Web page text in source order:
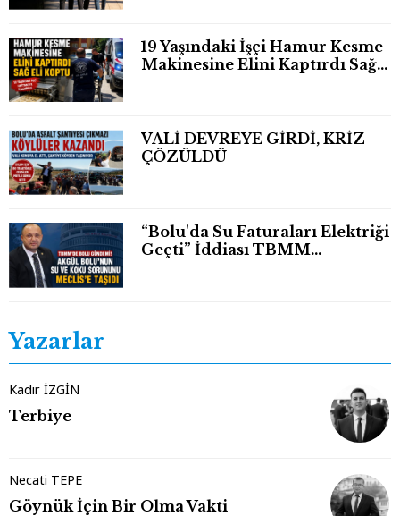
19 Yaşındaki İşçi Hamur Kesme
Makinesine Elini Kaptırdı Sağ
VALİ DEVREYE GİRDİ, KRİZ
ÇÖZÜLDÜ
“Bolu'da Su Faturaları Elektriği
Geçti” İddiası TBMM
Yazarlar
Kadir İZGİN
Terbiye
Necati TEPE
Göynük İçin Bir Olma Vakti